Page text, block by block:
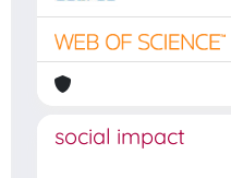
social impact